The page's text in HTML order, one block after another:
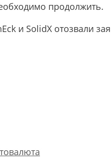
продолжить.
и SolidX отозвали